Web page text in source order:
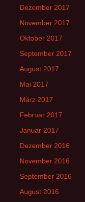
Dezember 2017
November 2017
Oktober 2017
September 2017
August 2017
Mai 2017
März 2017
Februar 2017
Januar 2017
Dezember 2016
November 2016
September 2016
August 2016